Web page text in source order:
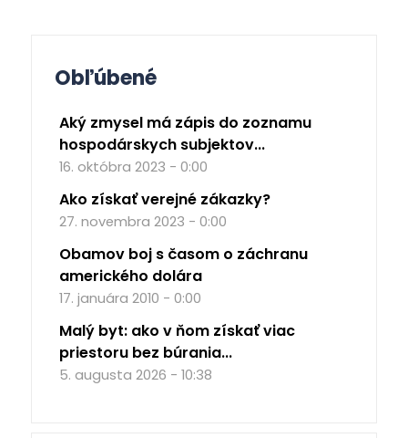
Obľúbené
Aký zmysel má zápis do zoznamu
hospodárskych subjektov...
16. októbra 2023 - 0:00
Ako získať verejné zákazky?
27. novembra 2023 - 0:00
Obamov boj s časom o záchranu
amerického dolára
17. januára 2010 - 0:00
Malý byt: ako v ňom získať viac
priestoru bez búrania...
5. augusta 2026 - 10:38